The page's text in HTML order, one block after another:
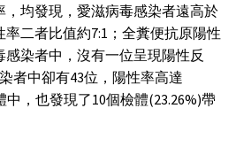
均發現，愛滋病毒感染者遠高於
二者比值約7:1；全糞便抗原陽性
染者中，沒有一位呈現陽性反
者中卻有43位，陽性率高達
中，也發現了10個檢體(23.26%)帶